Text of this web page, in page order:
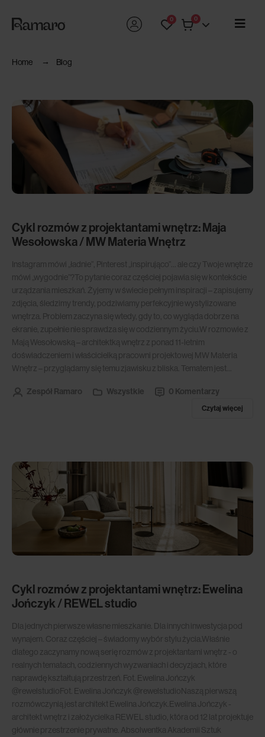
0 0
Home Blog
Cykl rozmów z projektantami wnętrz: Maja
Wesołowska / MW Materia Wnętrz
Instagram mówi „ładnie”, Pinterest „inspirująco”… ale czy Twoje wnętrze
mówi „wygodnie”?To pytanie coraz częściej pojawia się w kontekście
urządzania mieszkań. Żyjemy w świecie pełnym inspiracji – zapisujemy
zdjęcia, śledzimy trendy, podziwiamy perfekcyjnie wystylizowane
wnętrza. Problem zaczyna się wtedy, gdy to, co wygląda dobrze na
ekranie, zupełnie nie sprawdza się w codziennym życiu.W rozmowie z
Mają Wesołowską – architektką wnętrz z ponad 11-letnim
doświadczeniem i właścicielką pracowni projektowej MW Materia
Wnętrz – przyglądamy się temu zjawisku z bliska. Tematem jest...
Zespół Ramaro Wszystkie 0 Komentarzy
Czytaj więcej
Cykl rozmów z projektantami wnętrz: Ewelina
Jończyk / REWEL studio
Dla jednych pierwsze własne mieszkanie. Dla innych inwestycja pod
wynajem. Coraz częściej – świadomy wybór stylu życia.Właśnie
dlatego zaczynamy nową serię rozmów z projektantami wnętrz - o
realnych tematach, codziennych wyzwaniach i decyzjach, które
naprawdę kształtują przestrzeń. Fot. Ewelina Jończyk
@rewelstudioFot. Ewelina Jończyk @rewelstudioNaszą pierwszą
rozmówczynią jest architekt Ewelina Jończyk.Ewelina Jończyk -
architekt wnętrz i założycielka REWEL studio, która od 12 lat projektuje
głównie przestrzenie prywatne. Absolwentka Akademii Sztuk